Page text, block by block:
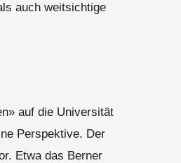
auch weitsichtige
auf die Universität
Perspektive. Der
Etwa das Berner